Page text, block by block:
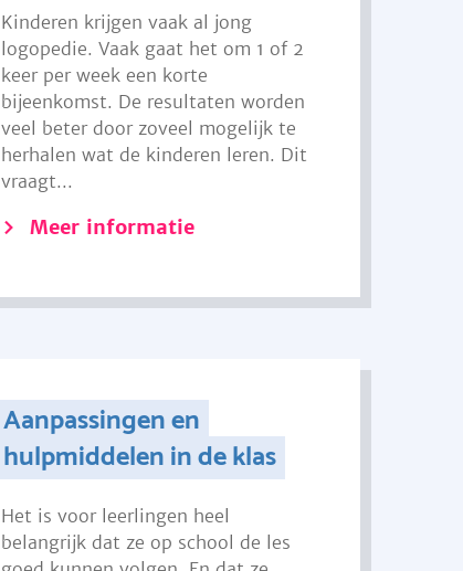
Kinderen krijgen vaak al jong
logopedie. Vaak gaat het om 1 of 2
keer per week een korte
bijeenkomst. De resultaten worden
veel beter door zoveel mogelijk te
herhalen wat de kinderen leren. Dit
vraagt...
Meer informatie
Aanpassingen en
hulpmiddelen in de klas
Het is voor leerlingen heel
belangrijk dat ze op school de les